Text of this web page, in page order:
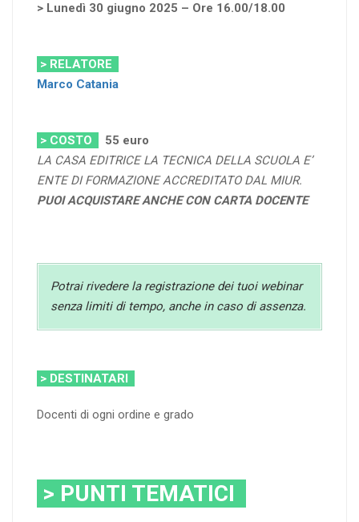
> Lunedì 30 giugno 2025 – Ore 16.00/18.00
> RELATORE
Marco Catania
> COSTO
55 euro
LA CASA EDITRICE LA TECNICA DELLA SCUOLA E’
ENTE DI FORMAZIONE ACCREDITATO DAL MIUR.
PUOI ACQUISTARE ANCHE CON CARTA DOCENTE
Potrai rivedere la registrazione dei tuoi webinar
senza limiti di tempo, anche in caso di assenza.
> DESTINATARI
Docenti di ogni ordine e grado
> PUNTI TEMATICI